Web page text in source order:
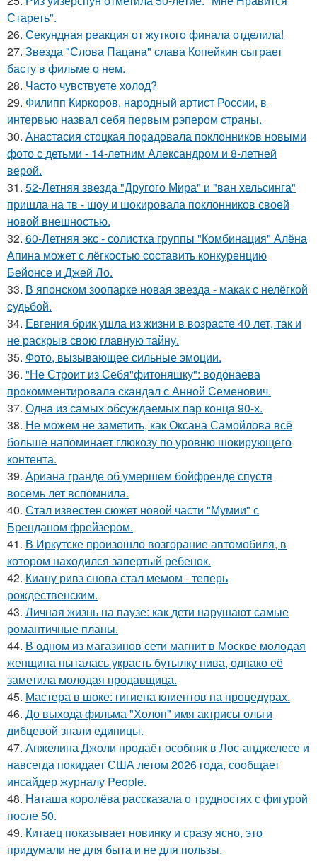
Стареть".
26. Секундная реакция от жуткого финала отделила!
27. Звезда "Слова Пацана" слава Копейкин сыграет
басту в фильме о нем.
28. Часто чувствуете холод?
29. Филипп Киркоров, народный артист России, в
интервью назвал себя первым рэпером страны.
30. Анастасия стоцкая порадовала поклонников новыми
фото с детьми - 14-летним Александром и 8-летней
верой.
31. 52-Летняя звезда "Другого Мира" и "ван хельсинга"
пришла на тв - шоу и шокировала поклонников своей
новой внешностью.
32. 60-Летняя экс - солистка группы "Комбинация" Алёна
Апина может с лёгкостью составить конкуренцию
Бейонсе и Джей Ло.
33. В японском зоопарке новая звезда - макак с нелёгкой
судьбой.
34. Евгения брик ушла из жизни в возрасте 40 лет, так и
не раскрыв свою главную тайну.
35. Фото, вызывающее сильные эмоции.
36. "Не Строит из Себя"фитоняшку": водонаева
прокомментировала скандал с Анной Семенович.
37. Одна из самых обсуждаемых пар конца 90-х.
38. Не можем не заметить, как Оксана Самойлова всё
больше напоминает глюкозу по уровню шокирующего
контента.
39. Ариана гранде об умершем бойфренде спустя
восемь лет вспомнила.
40. Стал известен сюжет новой части "Мумии" с
Бренданом фрейзером.
41. В Иркутске произошло возгорание автомобиля, в
котором находился запертый ребенок.
42. Киану ривз снова стал мемом - теперь
рождественским.
43. Личная жизнь на паузе: как дети нарушают самые
романтичные планы.
44. В одном из магазинов сети магнит в Москве молодая
женщина пыталась украсть бутылку пива, однако её
заметила молодая продавщица.
45. Мастера в шоке: гигиена клиентов на процедурах.
46. До выхода фильма "Холоп" имя актрисы ольги
дибцевой знали единицы.
47. Анжелина Джоли продаёт особняк в Лос-анджелесе и
навсегда покидает США летом 2026 года, сообщает
инсайдер журналу People.
48. Наташа королёва рассказала о трудностях с фигурой
после 50.
49. Китаец показывает новинку и сразу ясно, это
придумали не для быта и не для пользы.